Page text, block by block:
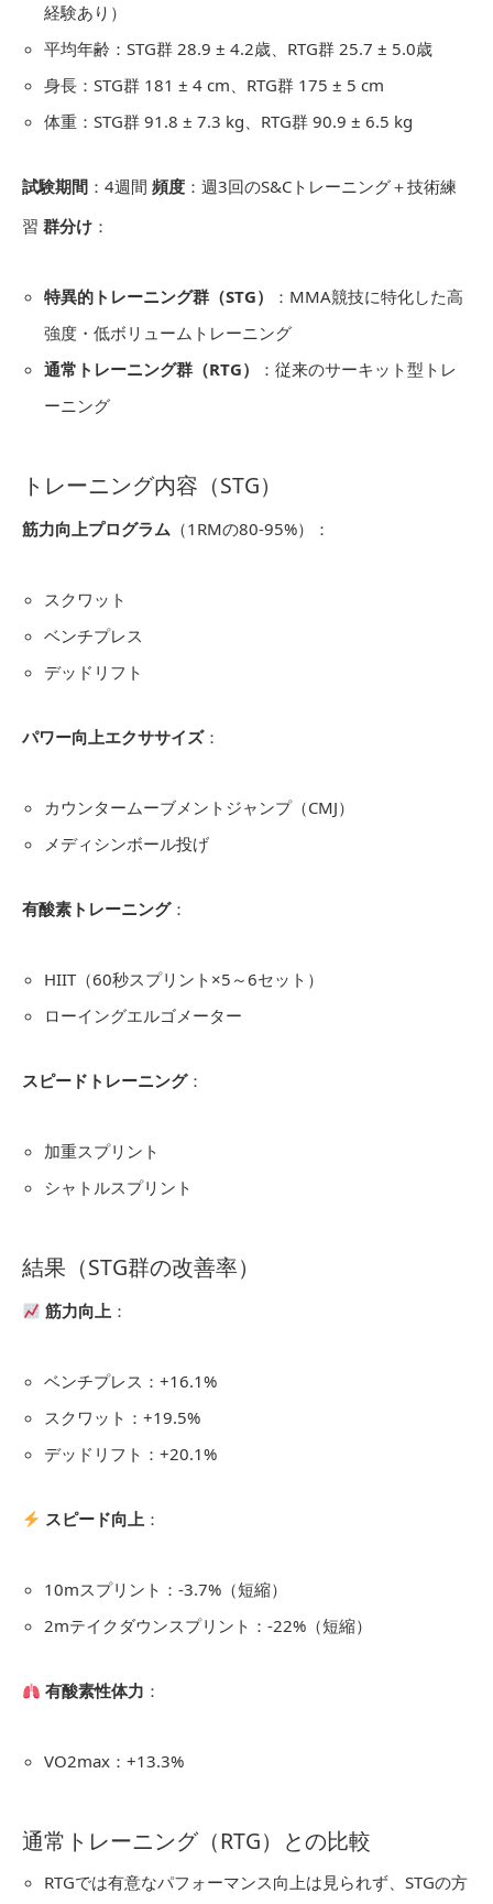
経験あり）
平均年齢：STG群 28.9 ± 4.2歳、RTG群 25.7 ± 5.0歳
身長：STG群 181 ± 4 cm、RTG群 175 ± 5 cm
体重：STG群 91.8 ± 7.3 kg、RTG群 90.9 ± 6.5 kg
試験期間 ：4週間 頻度 ：週3回のS&Cトレーニング＋技術練
習 群分け ：
特異的トレーニング群（STG）
：MMA競技に特化した高
強度・低ボリュームトレーニング
通常トレーニング群（RTG）
：従来のサーキット型トレ
ーニング
トレーニング内容（STG）
筋力向上プログラム （1RMの80-95%）：
スクワット
ベンチプレス
デッドリフト
パワー向上エクササイズ：
カウンタームーブメントジャンプ（CMJ）
メディシンボール投げ
有酸素トレーニング：
HIIT（60秒スプリント×5～6セット）
ローイングエルゴメーター
スピードトレーニング：
加重スプリント
シャトルスプリント
結果（STG群の改善率）
筋力向上 ：
ベンチプレス：+16.1%
スクワット：+19.5%
デッドリフト：+20.1%
スピード向上 ：
10mスプリント：-3.7%（短縮）
2mテイクダウンスプリント：-22%（短縮）
有酸素性体力 ：
VO2max：+13.3%
通常トレーニング（RTG）との比較
RTGでは有意なパフォーマンス向上は見られず、STGの方